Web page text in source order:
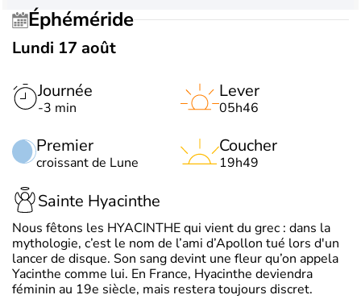
Éphéméride
Lundi 17 août
Journée
-3 min
Premier
croissant de Lune
Lever
05h46
Coucher
19h49
Sainte Hyacinthe
Nous fêtons les HYACINTHE qui vient du grec : dans la
mythologie, c’est le nom de l’ami d’Apollon tué lors d'un
lancer de disque. Son sang devint une fleur qu’on appela
Yacinthe comme lui. En France, Hyacinthe deviendra
féminin au 19e siècle, mais restera toujours discret.